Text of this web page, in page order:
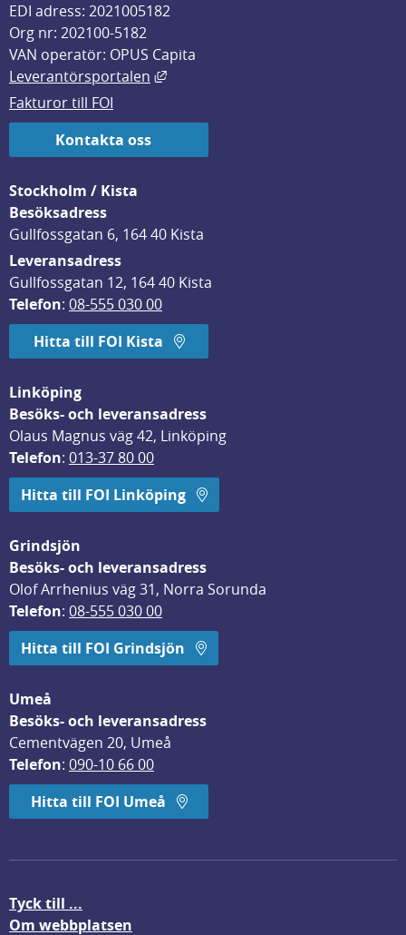
EDI adress: 2021005182
Org nr: 202100-5182
VAN operatör: OPUS Capita
Leverantörsportalen
Länk till annan webbplats, öppnas
Fakturor till FOI
Kontakta oss
Stockholm / Kista
Besöksadress
Gullfossgatan 6, 164 40 Kista
Leveransadress
Gullfossgatan 12, 164 40 Kista
Telefon: 08-555 030 00
Hitta till FOI Kista
Linköping
Besöks- och leveransadress
Olaus Magnus väg 42, Linköping
Telefon: 013-37 80 00
Hitta till FOI Linköping
Grindsjön
Besöks- och leveransadress
Olof Arrhenius väg 31, Norra Sorunda
Telefon: 08-555 030 00
Hitta till FOI Grindsjön
Umeå
Besöks- och leveransadress
Cementvägen 20, Umeå
Telefon: 090-10 66 00
Hitta till FOI Umeå
Tyck till ...
Om webbplatsen